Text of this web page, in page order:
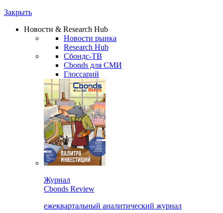
Закрыть
Новости & Research Hub
Новости рынка
Research Hub
Сбондс-ТВ
Cbonds для СМИ
Глоссарий
Журнал
Cbonds Review
ежеквартальный аналитический журнал